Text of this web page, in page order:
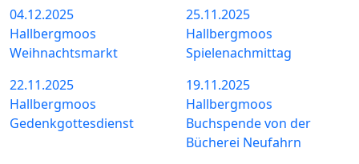
04.12.2025
Hallbergmoos
Weihnachtsmarkt
25.11.2025
Hallbergmoos
Spielenachmittag
22.11.2025
Hallbergmoos
Gedenkgottesdienst
19.11.2025
Hallbergmoos
Buchspende von der
Bücherei Neufahrn